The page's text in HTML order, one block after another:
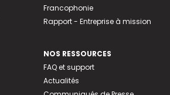
Francophonie
Rapport - Entreprise à mission
NOS RESSOURCES
FAQ et support
Actualités